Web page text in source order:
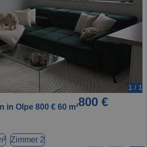
1 / 1
in Olpe 800 € 60 m²800 €
Zimmer 2